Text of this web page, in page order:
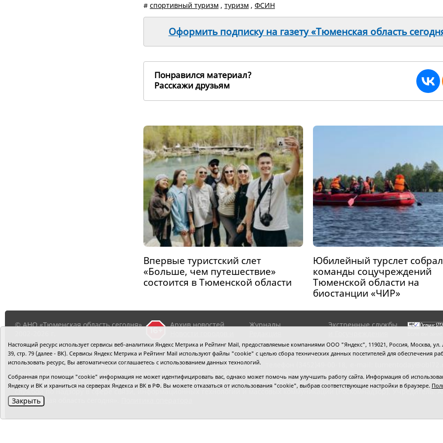
# спортивный туризм , туризм , ФСИН
Оформить подписку на газету «Тюменская область
Понравился материал?
Расскажи друзьям
Впервые туристский слет
«Больше, чем путешествие»
состоится в Тюменской области
Юбилейный турслет собрал
команды соцучреждений
Тюменской области на
биостанции «ЧИР»
© АНО «Тюменская область сегодня»,
Архив новостей
районов ТО
Журналы
RSS поток
Экстренные службы
Сведения об
организации
выделите
нажмите
Главный редактор Рябков А.В. Редакция: 625002, Тюмень, Осипенко, 81,
Адрес для писем: 625000, Россия, Тюмень, Почтамт, а/я 371. Для пресс-релизов: tumentoday@obl72.ru. Отдел писем: тел.
Регистрация СМИ: Сетевое издание «Интернет-газета «Тюменская область сегодня», свидетельство о регистрации СМИ
службой по надзору в сфере связи, информационных технологий и массовых коммуникаций (Роскомнадзор). Учредитель:
«Тюменская область сегодня».
Настоящий ресурс использует сервисы веб-аналитики Яндекс Метрика и Рейтинг Mail, предоставляемые компаниями ООО "Яндекс", 119021, Россия, Москва,
39, стр. 79 (далее - ВК). Сервисы Яндекс Метрика и Рейтинг Mail используют файлы "cookie" с целью сбора технических данных посетителей для обеспечения
использовать ресурс, Вы автоматически соглашаетесь с использованием данных технологий.
Собранная при помощи "cookie" информация не может идентифицировать вас, однако может помочь нам улучшить работу сайта. Информация об
Яндексу и ВК и храниться на серверах Яндекса и ВК в РФ. Вы можете отказаться от использования "cookie", выбрав соответствующие настройки в браузере.
Закрыть